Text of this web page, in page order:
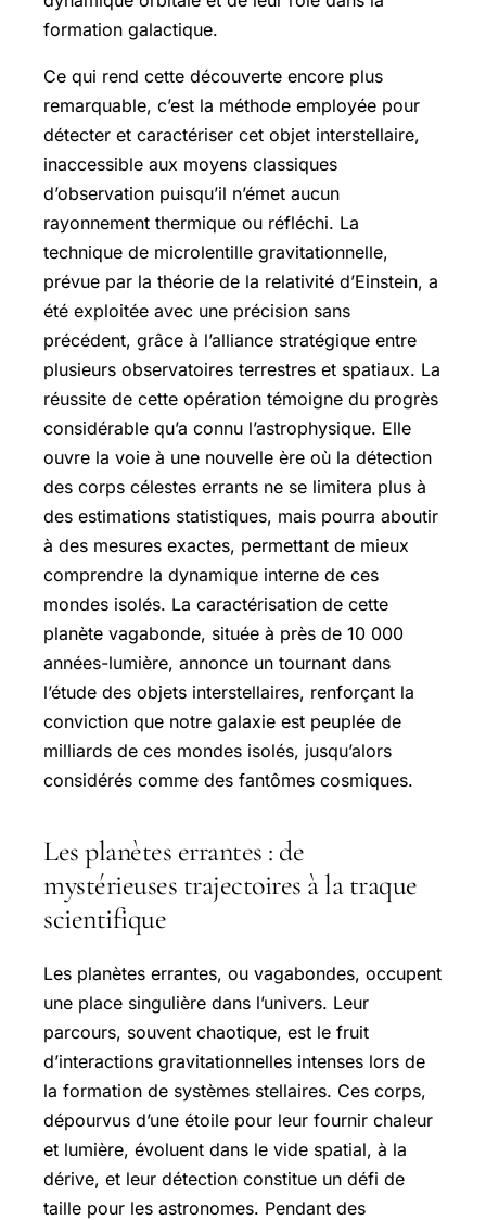
formation galactique.
Ce qui rend cette découverte encore plus
remarquable, c’est la méthode employée pour
détecter et caractériser cet objet interstellaire,
inaccessible aux moyens classiques
d’observation puisqu’il n’émet aucun
rayonnement thermique ou réfléchi. La
technique de microlentille gravitationnelle,
prévue par la théorie de la relativité d’Einstein, a
été exploitée avec une précision sans
précédent, grâce à l’alliance stratégique entre
plusieurs observatoires terrestres et spatiaux. La
réussite de cette opération témoigne du progrès
considérable qu’a connu l’astrophysique. Elle
ouvre la voie à une nouvelle ère où la détection
des corps célestes errants ne se limitera plus à
des estimations statistiques, mais pourra aboutir
à des mesures exactes, permettant de mieux
comprendre la dynamique interne de ces
mondes isolés. La caractérisation de cette
planète vagabonde, située à près de 10 000
années-lumière, annonce un tournant dans
l’étude des objets interstellaires, renforçant la
conviction que notre galaxie est peuplée de
milliards de ces mondes isolés, jusqu’alors
considérés comme des fantômes cosmiques.
Les planètes errantes : de
mystérieuses trajectoires à la traque
scientifique
Les planètes errantes, ou vagabondes, occupent
une place singulière dans l’univers. Leur
parcours, souvent chaotique, est le fruit
d’interactions gravitationnelles intenses lors de
la formation de systèmes stellaires. Ces corps,
dépourvus d’une étoile pour leur fournir chaleur
et lumière, évoluent dans le vide spatial, à la
dérive, et leur détection constitue un défi de
taille pour les astronomes. Pendant des